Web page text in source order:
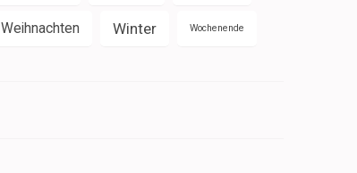
Weihnachten Winter Wochenende